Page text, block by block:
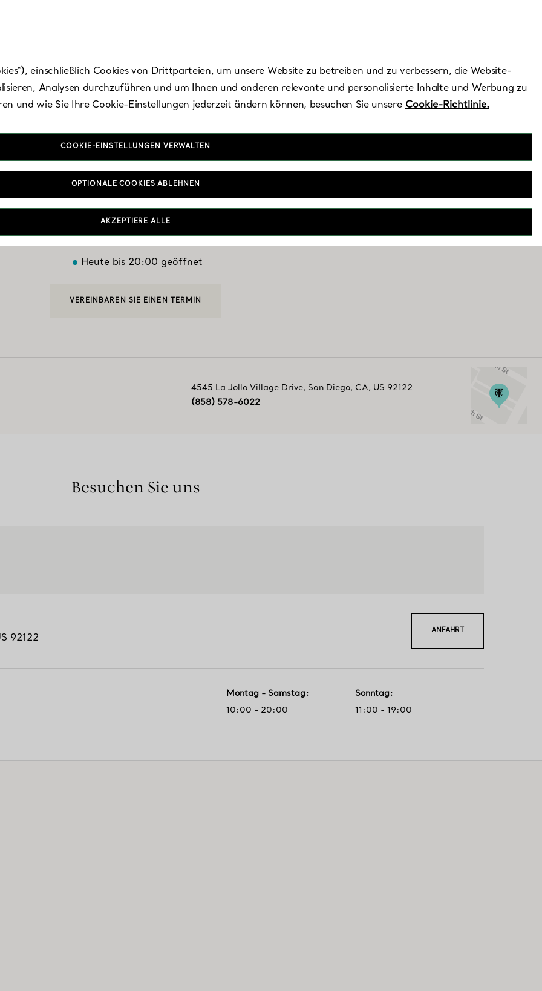
Diego - Westfield UTC
La Jolla
Heute bis 20:00 geöffnet
VEREINBAREN SIE EINEN TERMIN
4545 La Jolla Village Drive, San Diego, CA, US 92122
(858) 578-6022
Besuchen Sie uns
92122
ANFAHRT
Montag - Samstag:
10:00 - 20:00
Sonntag:
11:00 - 19:00
einschließlich Cookies von Drittparteien, um unsere Website zu betreiben und zu verbessern, die Website-
Analysen durchzuführen und um Ihnen und anderen relevante und personalisierte Inhalte und Werbung zu
und wie Sie Ihre Cookie-Einstellungen jederzeit ändern können, besuchen Sie unsere Cookie-Richtlinie.
COOKIE-EINSTELLUNGEN VERWALTEN
OPTIONALE COOKIES ABLEHNEN
AKZEPTIERE ALLE